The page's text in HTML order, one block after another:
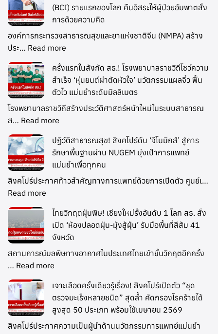
(BCI) รายแรกของโลก คืนอิสระให้ผู้ป่วยอัมพาตสั่ง
การด้วยความคิด
องค์การกระทรวงสาธารณสุขและยาแห่งชาติจีน (NMPA) สร้าง
ประ… Read more
ครั้งแรกในสังกัด สธ.! โรงพยาบาลราชวิถีโชว์ความ
สำเร็จ ‘หุ่นยนต์ผ่าตัดหัวใจ’ นวัตกรรมแผลจิ๋ว ฟื้น
ตัวไว แม่นยำระดับมิลลิเมตร
โรงพยาบาลราชวิถีสร้างประวัติศาสตร์หน้าใหม่ในระบบสาธารณ
ส… Read more
ปฏิวัติสาธารณสุข! สิงคโปร์ดัน ‘จีโนมิกส์’ สู่การ
รักษาพื้นฐานผ่าน NUGEM มุ่งเป้าการแพทย์
แม่นยำเพื่อทุกคน
สิงคโปร์ประกาศก้าวสำคัญทางการแพทย์ด้วยการเปิดตัว ศูนย์เ…
Read more
ไทยวิกฤตฝุ่นพิษ! เชียงใหม่รั้งอันดับ 1 โลก สธ. สั่ง
เปิด ‘ห้องปลอดฝุ่น-มุ้งสู้ฝุ่น’ รับมือพื้นที่สีส้ม 41
จังหวัด
สถานการณ์มลพิษทางอากาศในประเทศไทยเข้าขั้นวิกฤตอีกครั้ง
… Read more
เจาะเลือดครั้งเดียวรู้เรื่อง! สิงคโปร์เปิดตัว “ชุด
ตรวจมะเร็งหลายชนิด” สุดล้ำ คัดกรองโรคร้ายได้
สูงสุด 50 ประเภท พร้อมใช้เมษายน 2569
สิงคโปร์ประกาศความเป็นผู้นำด้านนวัตกรรมการแพทย์แม่นยำ